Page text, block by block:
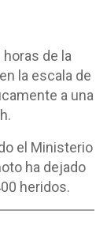
de la
la escala de
a una
el Ministerio
ha dejado
heridos.